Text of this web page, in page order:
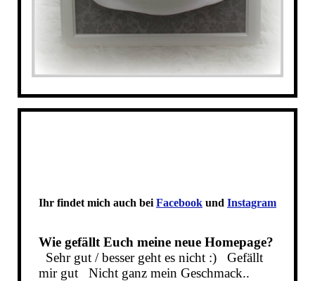
Ihr findet mich auch bei Facebookund Instagram
Wie gefällt Euch meine neue Homepage?
Sehr gut / besser geht es nicht :)
Gefällt
mir gut
Nicht ganz mein Geschmack..